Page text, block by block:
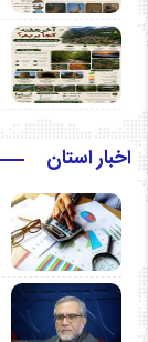
اخبار استان